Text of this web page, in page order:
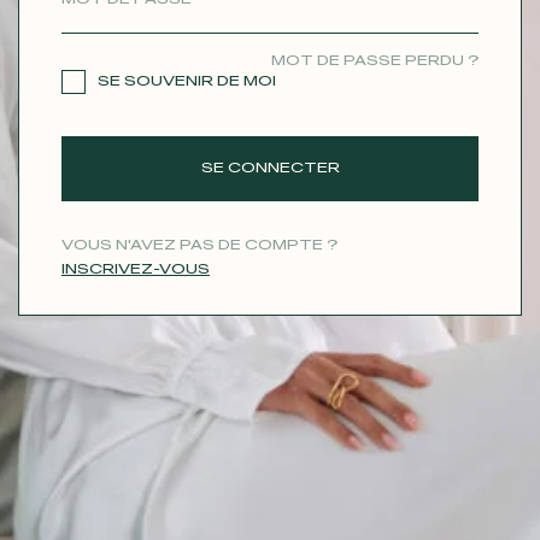
MOT DE PASSE PERDU ?
SE SOUVENIR DE MOI
SE CONNECTER
VOUS N'AVEZ PAS DE COMPTE ?
INSCRIVEZ-VOUS